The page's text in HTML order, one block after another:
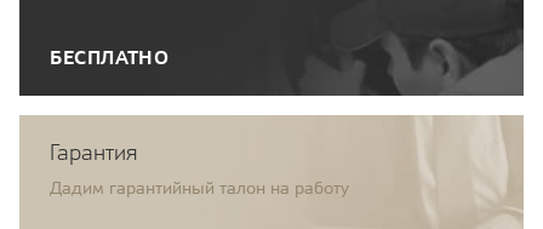
БЕСПЛАТНО
Гарантия
Дадим гарантийный талон на работу